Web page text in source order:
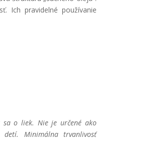
Ich pravidelné používanie
sa o liek. Nie je určené ako
detí. Minimálna trvanlivosť